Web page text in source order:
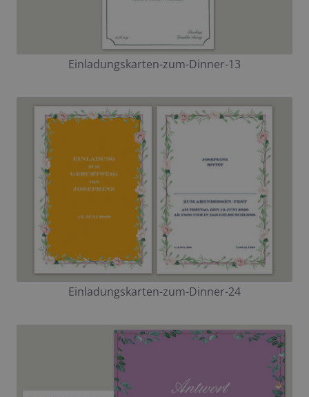
Einladungskarten-zum-Dinner-13
Einladungskarten-zum-Dinner-24